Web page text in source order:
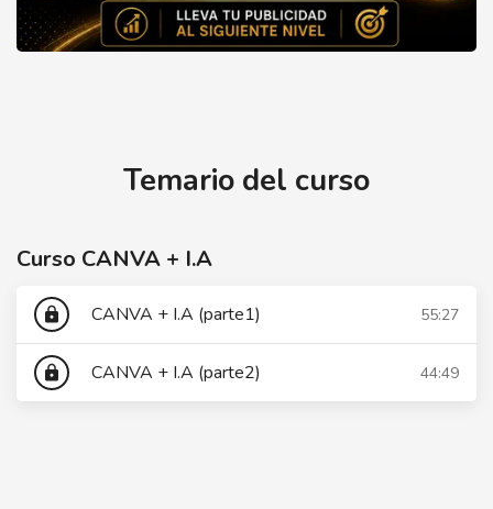
Temario del curso
Curso CANVA + I.A
lock CANVA + I.A (parte1) 55:27
lock CANVA + I.A (parte2) 44:49